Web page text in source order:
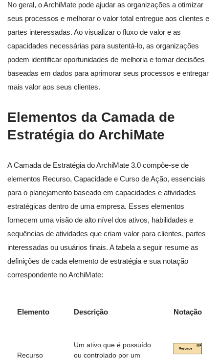
No geral, o ArchiMate pode ajudar as organizações a otimizar
seus processos e melhorar o valor total entregue aos clientes e
partes interessadas. Ao visualizar o fluxo de valor e as
capacidades necessárias para sustentá-lo, as organizações
podem identificar oportunidades de melhoria e tomar decisões
baseadas em dados para aprimorar seus processos e entregar
mais valor aos seus clientes.
Elementos da Camada de
Estratégia do ArchiMate
A Camada de Estratégia do ArchiMate 3.0 compõe-se de
elementos Recurso, Capacidade e Curso de Ação, essenciais
para o planejamento baseado em capacidades e atividades
estratégicas dentro de uma empresa. Esses elementos
fornecem uma visão de alto nível dos ativos, habilidades e
sequências de atividades que criam valor para clientes, partes
interessadas ou usuários finais. A tabela a seguir resume as
definições de cada elemento de estratégia e sua notação
correspondente no ArchiMate:
Elemento Descrição Notação
Recurso
Um ativo que é possuído
ou controlado por um